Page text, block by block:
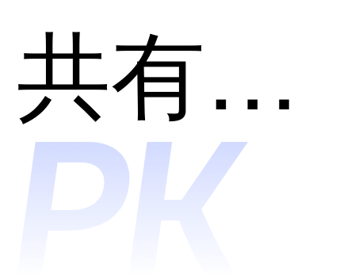
台和银
盒子-简
共有分类：收银系统